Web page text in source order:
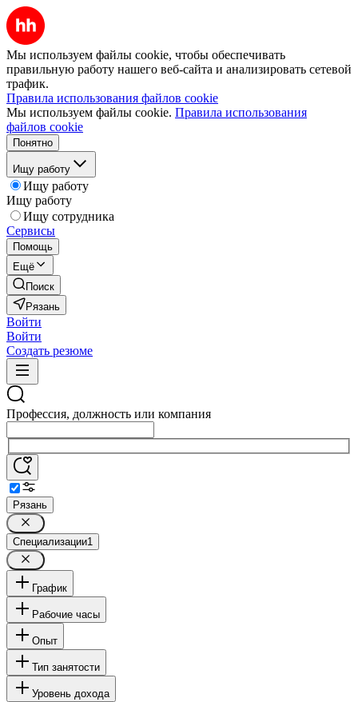
Мы используем файлы cookie, чтобы обеспечивать
правильную работу нашего веб-сайта и анализировать сетевой
трафик.
Правила использования файлов cookie
Мы используем файлы cookie. Правила использования
файлов cookie
Понятно
Ищу работу
Ищу работу
Ищу работу
Ищу сотрудника
Сервисы
Помощь
Ещё
Поиск
Рязань
Войти
Войти
Создать резюме
Профессия, должность или компания
Рязань
Специализации1
График
Рабочие часы
Опыт
Тип занятости
Уровень дохода